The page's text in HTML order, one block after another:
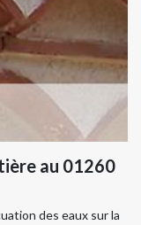
au 01260
des eaux sur la